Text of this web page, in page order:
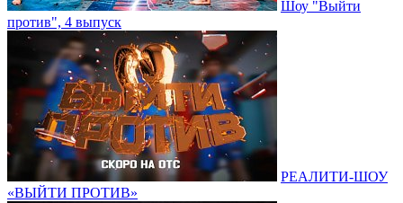
Шоу "Выйти
против", 4 выпуск
РЕАЛИТИ-ШОУ
«ВЫЙТИ ПРОТИВ»